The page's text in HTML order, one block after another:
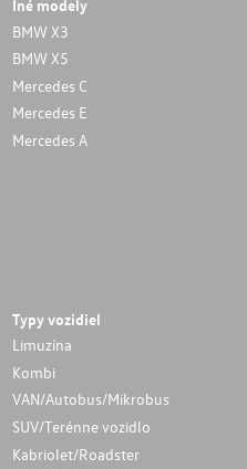
Iné modely
BMW X3
BMW X5
Mercedes C
Mercedes E
Mercedes A
Typy vozidiel
Limuzína
Kombi
VAN/Autobus/Mikrobus
SUV/Terénne vozidlo
Kabriolet/Roadster